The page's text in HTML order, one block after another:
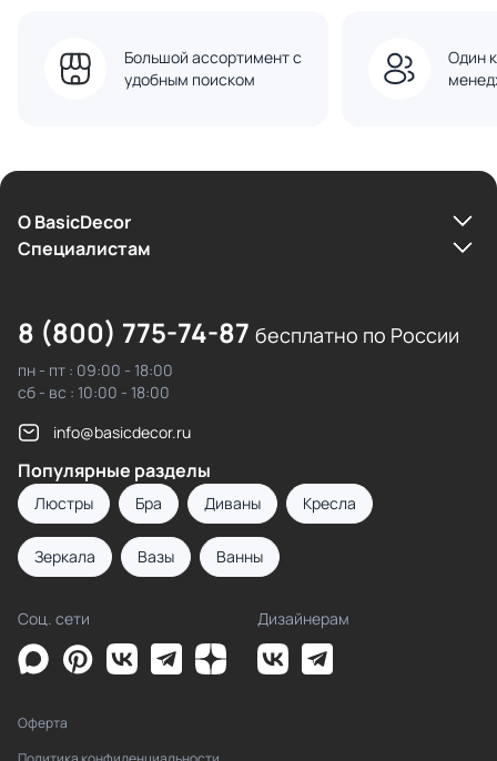
Большой ассортимент с
удобным поиском
Один
О BasicDecor
Cпециалистам
8 (800) 775-74-87 бесплатно по России
пн - пт : 09:00 - 18:00
сб - вс : 10:00 - 18:00
info@basicdecor.ru
Популярные разделы
Люстры Бра Диваны Кресла
Зеркала Вазы Ванны
Соц. сети Дизайнерам
Оферта